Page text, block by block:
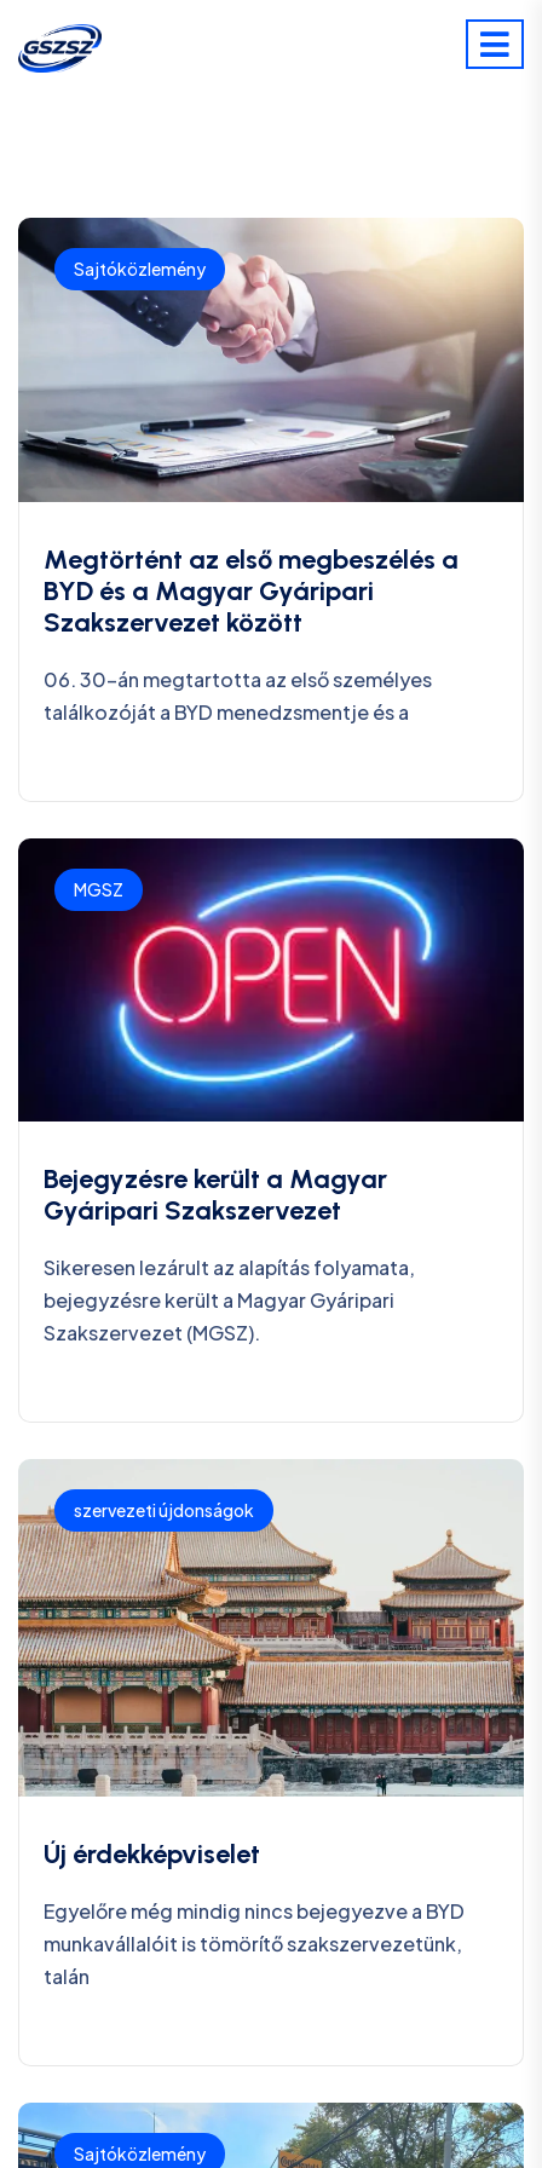
Sajtóközlemény
Megtörtént az első megbeszélés a
BYD és a Magyar Gyáripari
Szakszervezet között
06. 30-án megtartotta az első személyes
találkozóját a BYD menedzsmentje és a
MGSZ
Bejegyzésre került a Magyar
Gyáripari Szakszervezet
Sikeresen lezárult az alapítás folyamata,
bejegyzésre került a Magyar Gyáripari
Szakszervezet (MGSZ).
szervezeti újdonságok
Új érdekképviselet
Egyelőre még mindig nincs bejegyezve a BYD
munkavállalóit is tömörítő szakszervezetünk,
talán
Sajtóközlemény